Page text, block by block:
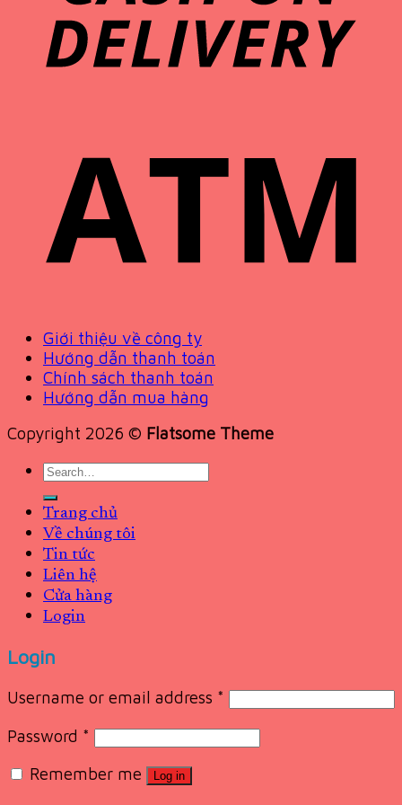
Giới thiệu về công ty
Hướng dẫn thanh toán
Chính sách thanh toán
Hướng dẫn mua hàng
Copyright 2026 © Flatsome Theme
Search
Trang chủ
Về chúng tôi
Tin tức
Liên hệ
Cửa hàng
Login
Login
Username or email address *
Password *
Remember me
Log in